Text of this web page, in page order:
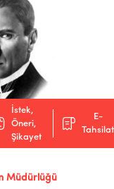
İstek,
Öneri,
Şikayet
E-
Tahsilat
Müdürlüğü